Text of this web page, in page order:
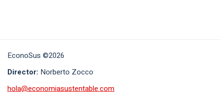
EconoSus ©2026
Director: Norberto Zocco
hola@economiasustentable.com